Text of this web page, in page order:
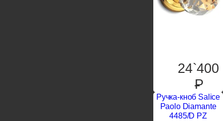
24`400
P
Ручка-кноб Salice
Paolo Diamante
4485/D PZ